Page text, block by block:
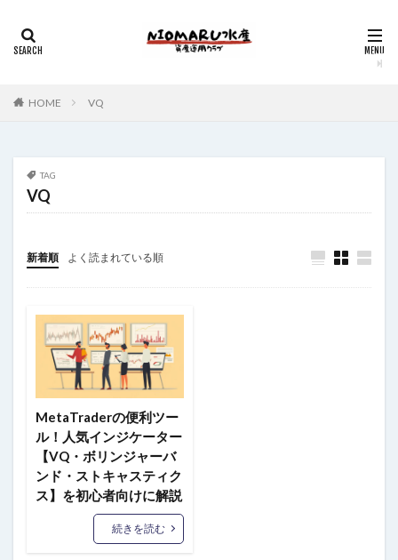
HOME VQ
TAG
VQ
新着順 よく読まれている順
MetaTraderの便利ツー
ル！人気インジケーター
【VQ・ボリンジャーバ
ンド・ストキャスティク
ス】を初心者向けに解説
続きを読む